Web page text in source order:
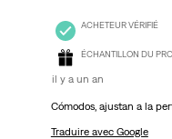
ACHETEUR VÉRIFIÉ
ÉCHANTILLON DU
il y a un an
Cómodos, ajustan a la
Traduire avec Google